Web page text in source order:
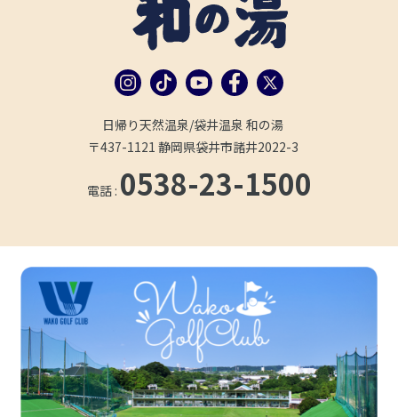
日帰り天然温泉/袋井温泉 和の湯
〒437-1121 静岡県袋井市諸井2022-3
電話 : 0538-23-1500